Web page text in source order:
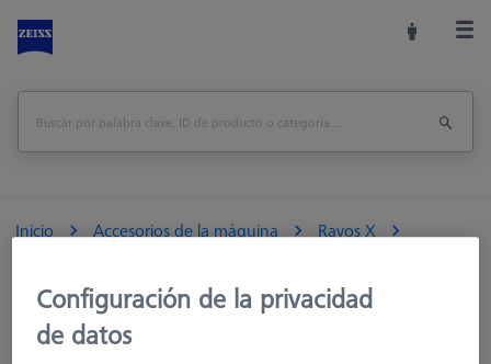
Inicio Accesorios de la máquina
Rayos X
Configuración de la privacidad
de datos